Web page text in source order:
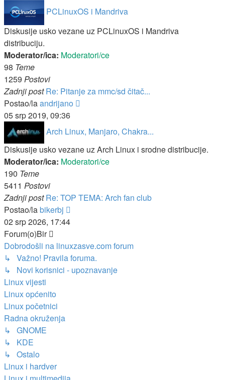
PCLinuxOS i Mandriva
Diskusije usko vezane uz PCLinuxOS i Mandriva
distribuciju.
Moderator/ica: Moderatori/ce
98 Teme
1259 Postovi
Zadnji post Re: Pitanje za mmc/sd čitač...
Postao/laandrijano
05 srp 2019, 09:36
Arch Linux, Manjaro, Chakra...
Diskusije usko vezane uz Arch Linux i srodne distribucije.
Moderator/ica: Moderatori/ce
190 Teme
5411 Postovi
Zadnji post Re: TOP TEMA: Arch fan club
Postao/labikerbj
02 srp 2026, 17:44
Forum(o)Bir
Dobrodošli na linuxzasve.com forum
↳ Važno! Pravila foruma.
↳ Novi korisnici - upoznavanje
Linux vijesti
Linux općenito
Linux početnici
Radna okruženja
↳ GNOME
↳ KDE
↳ Ostalo
Linux i hardver